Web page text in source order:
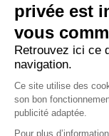
ANTIN
privée est
vous
Retrouvez ici ce
navigation.
Ce site utilise des
son bon
publicité adaptée.
Pour plus